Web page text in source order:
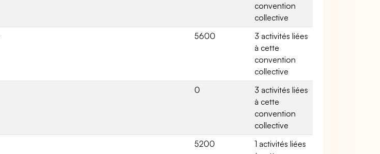
convention
collective
5600
3 activités liées
à cette
convention
collective
0
3 activités liées
à cette
convention
collective
5200
1 activités liées